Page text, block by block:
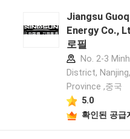
Jiangsu
Energy Co.,
로필
No. 2-3
District,
Province ,중국
5.0
확인된 공급